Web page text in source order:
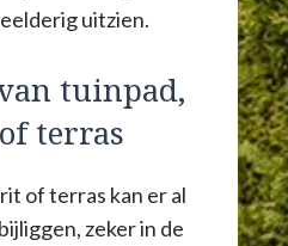
uitzien.
tuinpad,
terras
of terras kan er al
zeker in de